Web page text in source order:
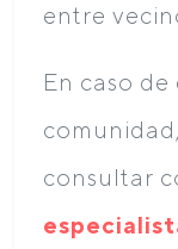
entre
En caso
consultar